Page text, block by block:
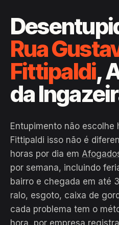
Rua
Fittipaldi,
da
Entupimento não escolhe
Fittipaldi isso não é
horas por dia em
por semana, incluindo
bairro e chegada em até
ralo, esgoto, caixa de
cada problema tem o
hora, por empresa